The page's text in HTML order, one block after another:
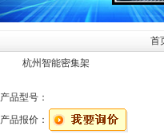
首
杭州智能密集架
产品型号：
产品报价：